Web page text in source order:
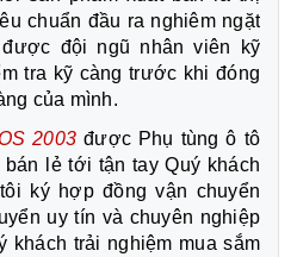
chuẩn đầu ra nghiêm ngặt
đội ngũ nhân viên kỹ
tra kỹ càng trước khi đóng
của mình.
2003 được Phụ tùng ô tô
lẻ tới tận tay Quý khách
ký hợp đồng vận chuyển
uy tín và chuyên nghiệp
khách trải nghiệm mua sắm